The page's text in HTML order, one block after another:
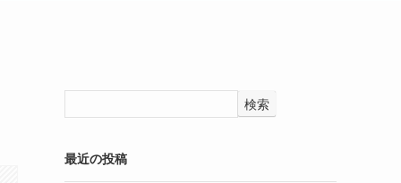
検索
最近の投稿